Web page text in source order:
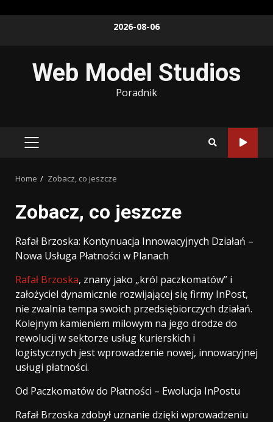
2026-08-06
Web Model Studios
Poradnik
PRIMARY
Home Zobacz, co jeszcze
Zobacz, co jeszcze
Rafał Brzoska: Kontynuacja Innowacyjnych Działań –
Nowa Usługa Płatności w Planach
Rafał Brzoska, znany jako „król paczkomatów” i
założyciel dynamicznie rozwijającej się firmy InPost,
nie zwalnia tempa swoich przedsiębiorczych działań.
Kolejnym kamieniem milowym na jego drodze do
rewolucji w sektorze usług kurierskich i
logistycznych jest wprowadzenie nowej, innowacyjnej
usługi płatności.
Od Paczkomatów do Płatności – Ewolucja InPostu
Rafał Brzoska zdobył uznanie dzięki wprowadzeniu